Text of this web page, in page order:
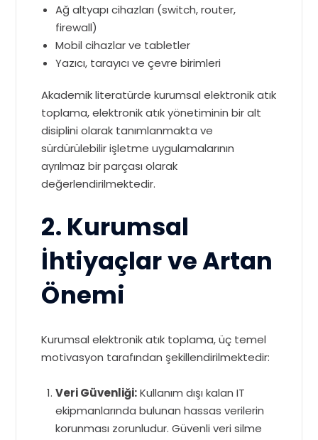
Ağ altyapı cihazları (switch, router,
firewall)
Mobil cihazlar ve tabletler
Yazıcı, tarayıcı ve çevre birimleri
Akademik literatürde kurumsal elektronik atık
toplama, elektronik atık yönetiminin bir alt
disiplini olarak tanımlanmakta ve
sürdürülebilir işletme uygulamalarının
ayrılmaz bir parçası olarak
değerlendirilmektedir.
2. Kurumsal
İhtiyaçlar ve Artan
Önemi
Kurumsal elektronik atık toplama, üç temel
motivasyon tarafından şekillendirilmektedir:
Veri Güvenliği:Kullanım dışı kalan IT
ekipmanlarında bulunan hassas verilerin
korunması zorunludur. Güvenli veri silme